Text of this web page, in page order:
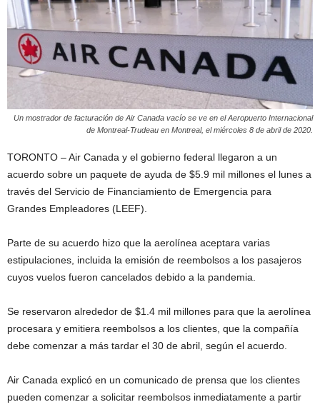
Un mostrador de facturación de Air Canada vacío se ve en el Aeropuerto Internacional
de Montreal-Trudeau en Montreal, el miércoles 8 de abril de 2020.
TORONTO – Air Canada y el gobierno federal llegaron a un
acuerdo sobre un paquete de ayuda de $5.9 mil millones el lunes a
través del Servicio de Financiamiento de Emergencia para
Grandes Empleadores (LEEF).
Parte de su acuerdo hizo que la aerolínea aceptara varias
estipulaciones, incluida la emisión de reembolsos a los pasajeros
cuyos vuelos fueron cancelados debido a la pandemia.
Se reservaron alrededor de $1.4 mil millones para que la aerolínea
procesara y emitiera reembolsos a los clientes, que la compañía
debe comenzar a más tardar el 30 de abril, según el acuerdo.
Air Canada explicó en un comunicado de prensa que los clientes
pueden comenzar a solicitar reembolsos inmediatamente a partir